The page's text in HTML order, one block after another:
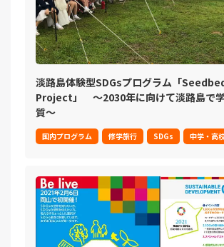
淡路島体験型SDGsプログラム「
Project」 ～2030年に向けて淡路島で
質～
国内プログラム 修学旅行 SDGs 中学・高